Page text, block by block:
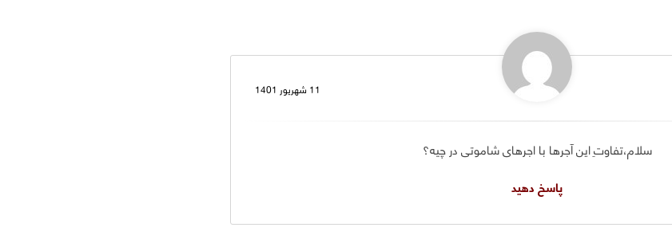
11 شهریور 1401
سلام،تفاوتِ این آجرها با اجرهای شاموتی در چیه؟
پاسخ دهید